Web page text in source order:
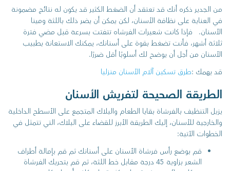
من الجدير ذكره أنك قد تعتقد أن الضغط الكثير قد يكون له نتائج مضمونة
في العناية على نظافة الأسنان، لكن يمكن أن يضر ذلك باللثة ومينا
الأسنان.
فإذا كانت شعيرات الفرشاه تتفتت بسرعة قبل مضي فترة
ثلاثة أشهر، فأنت تضغط بقوة على أسنانك، يمكنك الاستعانة بطبيب
الأسنان من أجل أن يوضح لك أسلوبًا أقل ضررًا.
قد يهمك :طرق تسكين آلام الأسنان منزليا
الطريقة الصحيحة لتفريش الأسنان
يزيل التنظيف بالفرشاة بقايا الطعام والبلاك المتجمع على الأسطح الداخلية
والخارجية للأسنان، إليك الطريقة الأبرز للقضاء على البلاك، التي تتمثل في
الخطوات الآتية:
قم بوضع رأس فرشاة الأسنان على أسنانك ثم قم بإمالة أطراف
الشعر بزاوية 45 درجة مقابل خط اللثة، ثم قم بتحريك الفرشاة